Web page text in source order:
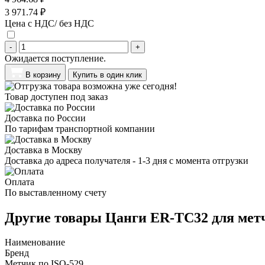
3 971.74 ₽
Цена с НДС/ без НДС
- +
Ожидается поступление.
В корзину Купить в один клик
Товар доступен под заказ
Доставка по России
По тарифам транспортной компании
Доставка в Москву
Доставка до адреса получателя - 1-3 дня с момента отгрузки
Оплата
По выставленному счету
Другие товары Цанги ER-TC32 для
Наименование
Бренд